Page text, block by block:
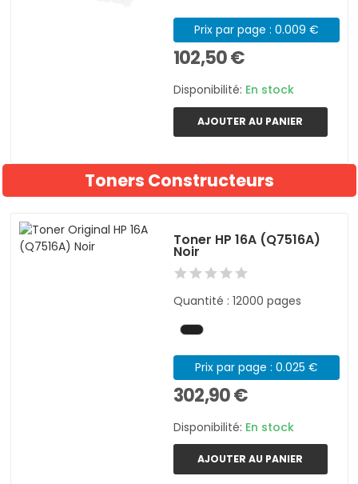
Prix par page : 0.009 €
102,50 €
Disponibilité: En stock
AJOUTER AU PANIER
Toners Constructeurs
Toner HP 16A (Q7516A)
Noir
Quantité : 12000 pages
Prix par page : 0.025 €
302,90 €
Disponibilité: En stock
AJOUTER AU PANIER